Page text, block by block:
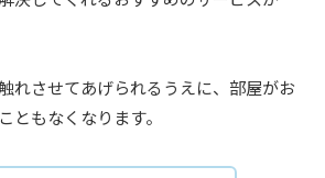
れさせてあげられるうえに、部屋がお
ともなくなります。